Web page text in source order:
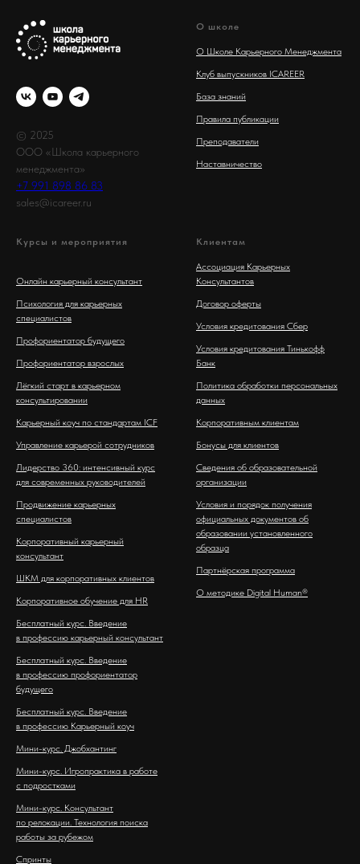
© 2025
ООО «Школа карьерного
менеджмента»
+7 991 898 86 83
sales@icareer.ru
О школе
О Школе Карьерного Менеджмента
Клуб выпускников ICAREER
База знаний
Правила публикации
Преподаватели
Наставничество
Курсы и мероприятия
Онлайн карьерный консультант
Психология для карьерных
специалистов
Профориентатор будущего
Профориентатор взрослых
Лёгкий старт в карьерном
консультировании
Карьерный коуч по стандартам ICF
Управление карьерой сотрудников
Лидерство 360: интенсивный курс
для современных руководителей
Продвижение карьерных
специалистов
Корпоративный карьерный
консультант
ШКМ для корпоративных клиентов
Корпоративное обучение для HR
Бесплатный курс. Введение
в профессию карьерный консультант
Бесплатный курс. Введение
в профессию профориентатор
будущего
Бесплатный курс. Введение
в профессию Карьерный коуч
Мини-курс. Джобхантинг
Мини-курс. Игропрактика в работе
с подростками
Мини-курс. Консультант
по релокации. Технология поиска
работы за рубежом
Спринты
Клиентам
Ассоциация Карьерных
Консультантов
Договор оферты
Условия кредитования Сбер
Условия кредитования Тинькофф
Банк
Политика обработки персональных
данных
Корпоративным клиентам
Бонусы для клиентов
Сведения об образовательной
организации
Условия и порядок получения
официальных документов об
образовании установленного
образца
Партнёрская программа
О методике Digital Human®